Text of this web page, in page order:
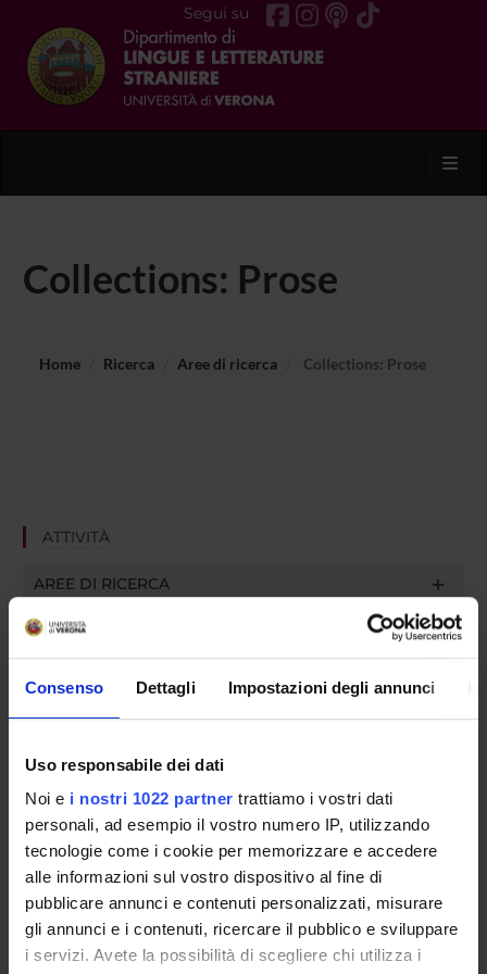
Consenso Dettagli Impostazioni degli annunci
Uso responsabile dei dati
Noi e i nostri 1022 partner trattiamo i vostri dati
personali, ad esempio il vostro numero IP, utilizzando
tecnologie come i cookie per memorizzare e accedere
alle informazioni sul vostro dispositivo al fine di
pubblicare annunci e contenuti personalizzati, misurare
gli annunci e i contenuti, ricercare il pubblico e sviluppare
i servizi. Avete la possibilità di scegliere chi utilizza i
Segui su
Collections: Prose
Home Ricerca Aree di ricerca Collections: Prose
ATTIVITÀ
AREE DI RICERCA
GRUPPI DI RICERCA
DOTTORATI DI RICERCA
BIBLIOTECHE
CENTRI
Contatti
Persone
Luoghi